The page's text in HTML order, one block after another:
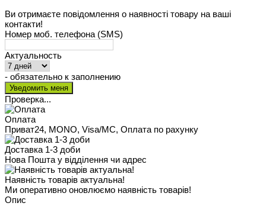
Ви отримаєте повідомлення о наявності товару на ваші
контакти!
Номер моб. телефона (SMS)
Актуальность
- обязательно к заполнению
Проверка...
Оплата
Приват24, MONO, Visa/MC, Оплата по рахунку
Доставка 1-3 доби
Нова Пошта у відділення чи адрес
Наявність товарів актуальна!
Ми оперативно оновлюємо наявність товарів!
Опис